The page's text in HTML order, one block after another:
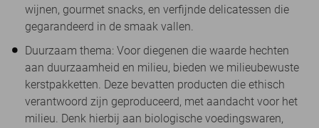
wijnen, gourmet snacks, en verfijnde delicatessen die
gegarandeerd in de smaak vallen.
Duurzaam thema: Voor diegenen die waarde hechten
aan duurzaamheid en milieu, bieden we milieubewuste
kerstpakketten. Deze bevatten producten die ethisch
verantwoord zijn geproduceerd, met aandacht voor het
milieu. Denk hierbij aan biologische voedingswaren,